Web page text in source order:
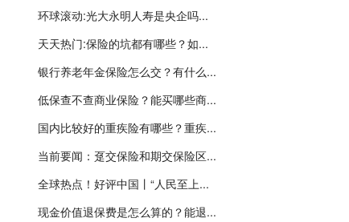
环球滚动:光大永明人寿是央企吗...
天天热门:保险的坑都有哪些？如...
银行养老年金保险怎么交？有什么...
低保查不查商业保险？能买哪些商...
国内比较好的重疾险有哪些？重疾...
当前要闻：趸交保险和期交保险区...
全球热点！好评中国丨“人民至上...
现金价值退保费是怎么算的？能退...